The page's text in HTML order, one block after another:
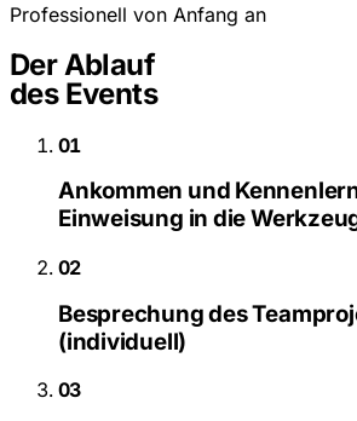
Professionell von Anfang an
Der Ablauf
des Events
01
Ankommen und
Einweisung in die
02
Besprechung des
(individuell)
03